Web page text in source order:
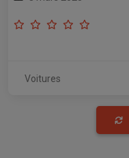
Voitures